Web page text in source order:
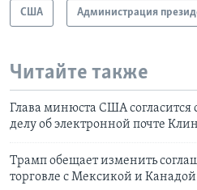
США Администрация
Читайте также
Глава минюста США
делу об электронной почте
Трамп обещает изменить
торговле с Мексикой и Канадой